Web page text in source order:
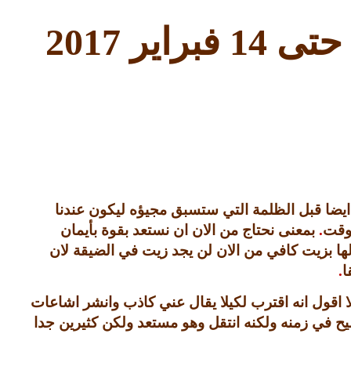
حتى 14 فبراير 2017
قبل الظلمة التي ستسبق مجيؤه ليكون عندنا
وقت. بمعنى نحتاج من الان ان نستعد بقوة بأيمان
بزيت كافي من الان لن يجد زيت في الضيقة لان
.
انه اقترب لكيلا يقال عني كاذب وانشر اشاعات
في زمنه ولكنه انتقل وهو مستعد ولكن كثيرين جدا